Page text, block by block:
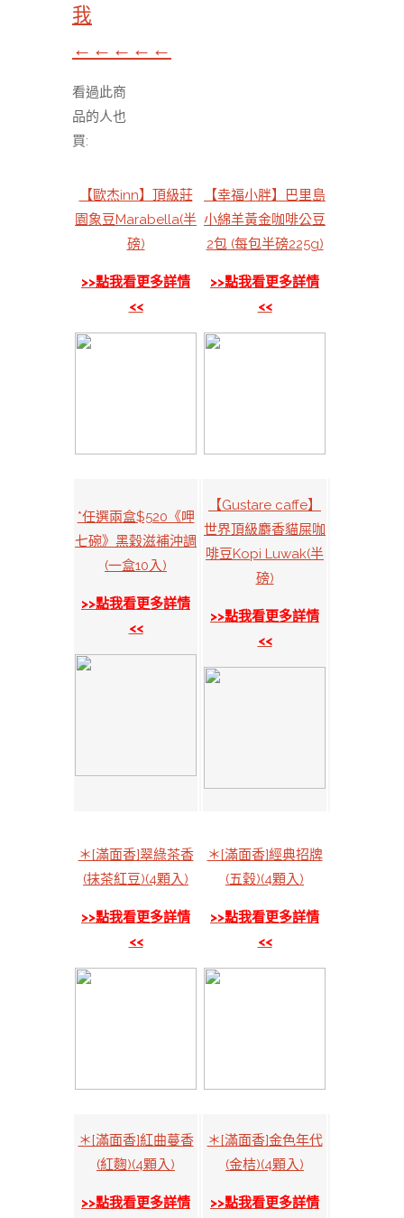
我
←←←←←
看過此商
品的人也
買:
【歐杰inn】頂級莊
園象豆Marabella(半
磅)
>>點我看更多詳情
<<
【幸福小胖】巴里島
小綿羊黃金咖啡公豆
2包 (每包半磅225g)
>>點我看更多詳情
<<
*任選兩盒$520《呷
七碗》黑穀滋補沖調
(一盒10入)
>>點我看更多詳情
<<
【Gustare caffe】
世界頂級麝香貓屎咖
啡豆Kopi Luwak(半
磅)
>>點我看更多詳情
<<
＊[滿面香]翠綠茶香
(抹茶紅豆)(4顆入)
>>點我看更多詳情
<<
＊[滿面香]經典招牌
(五穀)(4顆入)
>>點我看更多詳情
<<
＊[滿面香]紅曲蔓香
(紅麴)(4顆入)
>>點我看更多詳情
＊[滿面香]金色年代
(金桔)(4顆入)
>>點我看更多詳情